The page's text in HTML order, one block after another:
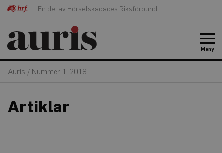
En del av Hörselskadades Riksförbund
Meny
Auris / Nummer 1, 2018
Artiklar